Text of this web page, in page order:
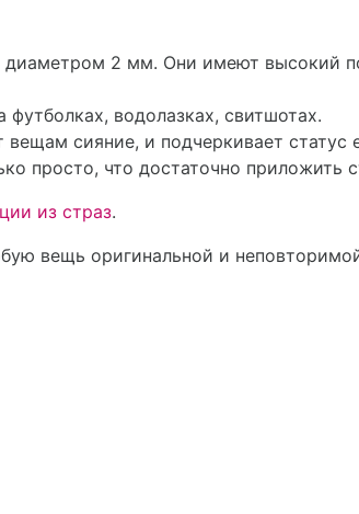
диаметром 2 мм. Они имеют высокий
водолазках, свитшотах.
сияние, и подчеркивает статус
просто, что достаточно приложить
из страз.
вещь оригинальной и